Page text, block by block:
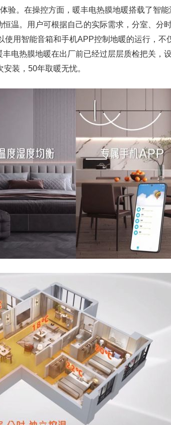
验。在操控方面，暖丰电热膜地暖搭载了智
温。用户可根据自己的实际需求，分室、分
使用智能音箱和手机APP控制地暖的运行，不
电热膜地暖在出厂前已经过层层质检把关，
装，50年取暖无忧。